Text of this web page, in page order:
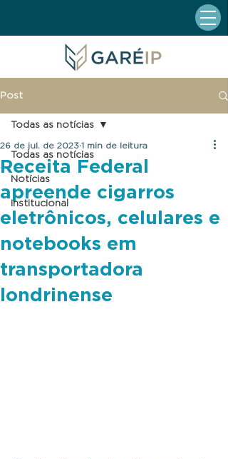
Post
Todas as notícias
Notícias
Institucional
Todas as notícias
Receita Federal
apreende cigarros
eletrônicos, celulares e
notebooks em
transportadora
londrinense
26 de jul. de 2023 1 min de leitura